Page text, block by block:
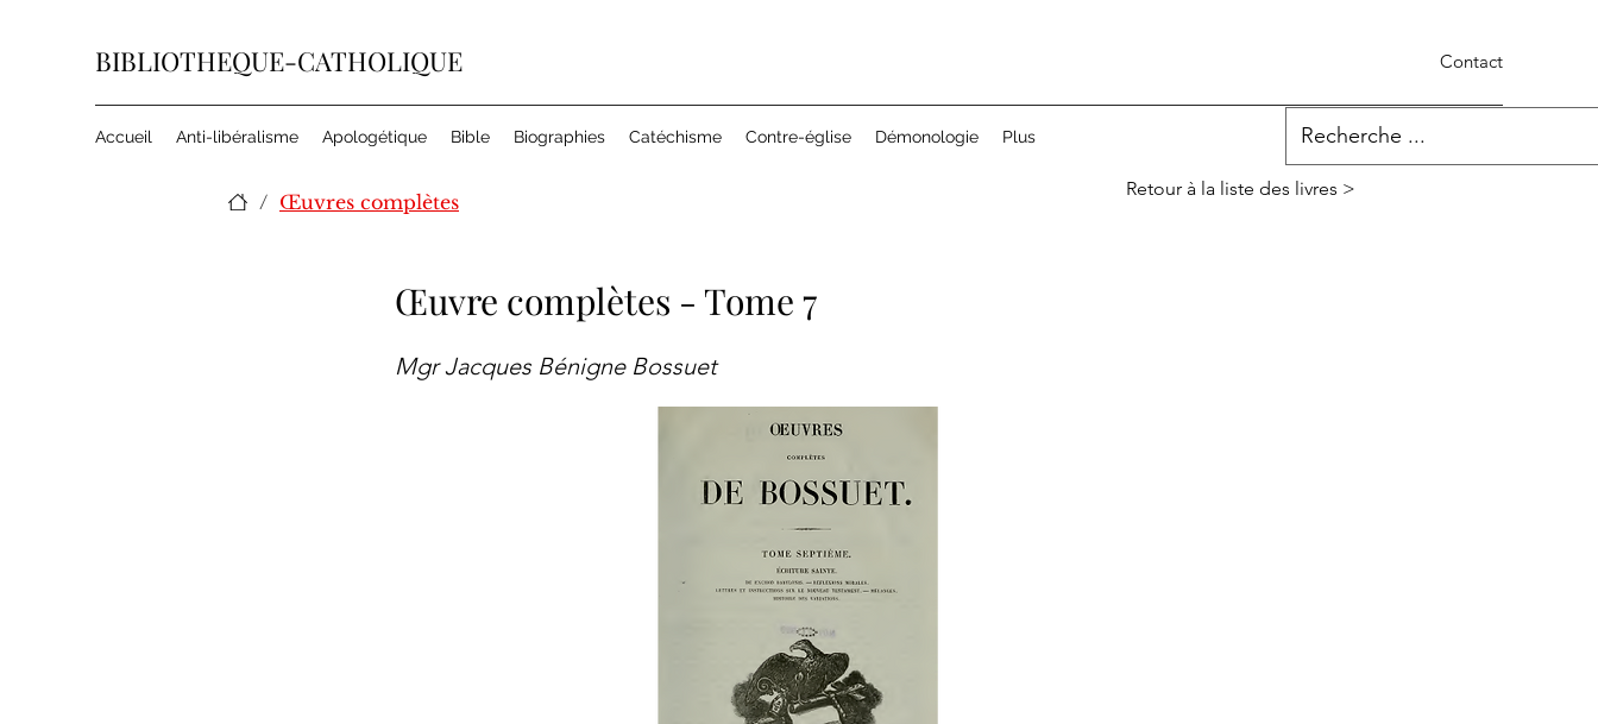
BIBLIOTHEQUE-CATHOLIQUE Contact
Accueil Anti-libéralisme Apologétique Bible Biographies Catéchisme Contre-église Démonologie Plus
/ Œuvres complètes
Retour à la liste des livres >
Œuvre complètes - Tome 7
Mgr Jacques Bénigne Bossuet